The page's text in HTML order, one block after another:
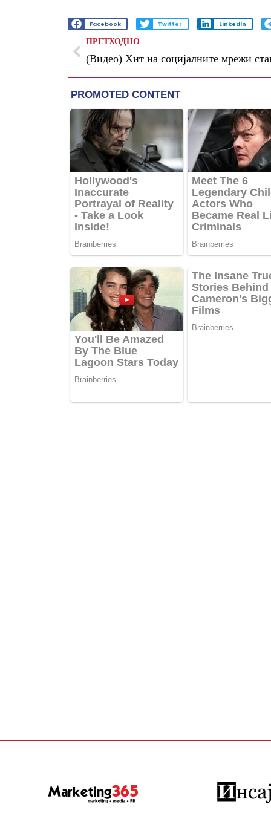
Facebook Twitter LinkedIn
ПРЕТХОДНО